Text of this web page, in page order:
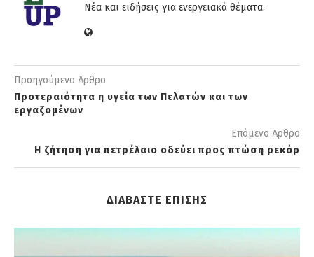
Νέα και ειδήσεις για ενεργειακά θέματα.
Προηγούμενο Άρθρο
Προτεραιότητα η υγεία των Πελατών και των
εργαζομένων
Επόμενο Άρθρο
Η ζήτηση για πετρέλαιο οδεύει προς πτώση ρεκόρ
ΔΙΑΒΑΣΤΕ ΕΠΙΣΗΣ